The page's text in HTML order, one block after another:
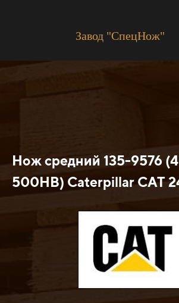
Завод "СпецНож"
Нож средний 135-9576
500HB) Caterpillar САТ